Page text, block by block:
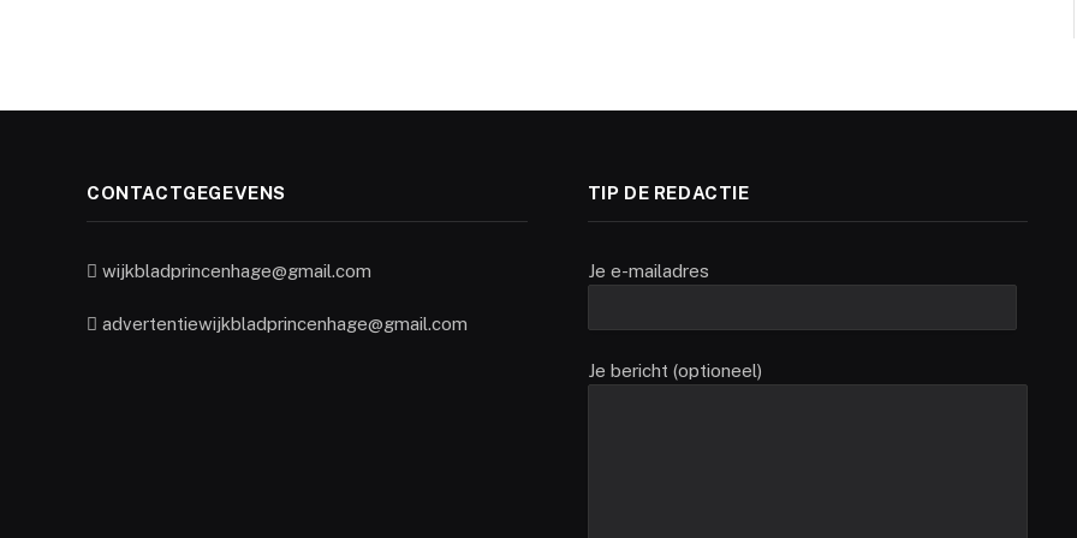
CONTACTGEGEVENS
wijkbladprincenhage@gmail.com
advertentiewijkbladprincenhage@gmail.com
TIP DE REDACTIE
Je e-mailadres
Je bericht (optioneel)